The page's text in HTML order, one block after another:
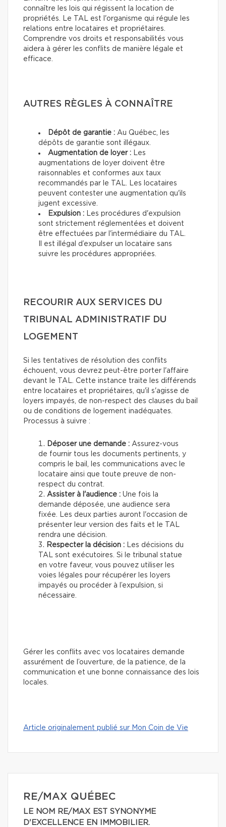
connaître les lois qui régissent la location de
propriétés. Le TAL est l'organisme qui régule les
relations entre locataires et propriétaires.
Comprendre vos droits et responsabilités vous
aidera à gérer les conflits de manière légale et
efficace.
AUTRES RÈGLES À CONNAÎTRE
Dépôt de garantie : Au Québec, les
dépôts de garantie sont illégaux.
Augmentation de loyer : Les
augmentations de loyer doivent être
raisonnables et conformes aux taux
recommandés par le TAL. Les locataires
peuvent contester une augmentation qu'ils
jugent excessive.
Expulsion : Les procédures d'expulsion
sont strictement réglementées et doivent
être effectuées par l'intermédiaire du TAL.
Il est illégal d’expulser un locataire sans
suivre les procédures appropriées.
RECOURIR AUX SERVICES DU
TRIBUNAL ADMINISTRATIF DU
LOGEMENT
Si les tentatives de résolution des conflits
échouent, vous devrez peut-être porter l'affaire
devant le TAL. Cette instance traite les différends
entre locataires et propriétaires, qu'il s'agisse de
loyers impayés, de non-respect des clauses du bail
ou de conditions de logement inadéquates.
Processus à suivre :
Déposer une demande : Assurez-vous
de fournir tous les documents pertinents, y
compris le bail, les communications avec le
locataire ainsi que toute preuve de non-
respect du contrat.
Assister à l'audience : Une fois la
demande déposée, une audience sera
fixée. Les deux parties auront l'occasion de
présenter leur version des faits et le TAL
rendra une décision.
Respecter la décision : Les décisions du
TAL sont exécutoires. Si le tribunal statue
en votre faveur, vous pouvez utiliser les
voies légales pour récupérer les loyers
impayés ou procéder à l’expulsion, si
nécessaire.
Gérer les conflits avec vos locataires demande
assurément de l’ouverture, de la patience, de la
communication et une bonne connaissance des lois
locales.
Article originalement publié sur Mon Coin de Vie
RE/MAX QUÉBEC
LE NOM RE/MAX EST SYNONYME
D'EXCELLENCE EN IMMOBILIER.